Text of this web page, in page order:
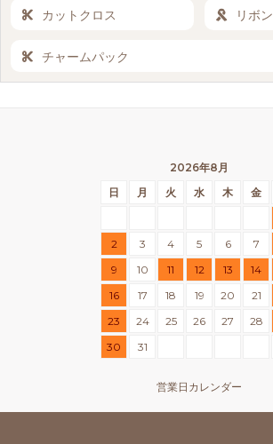
カットクロス リボン
チャームパック
2026年8月
日
月 火 水 木 金
2
3 4 5 6 7
9
10 11 12 13 14
16
17 18 19 20 21
23
24 25 26 27 28
30
31
営業日カレンダー